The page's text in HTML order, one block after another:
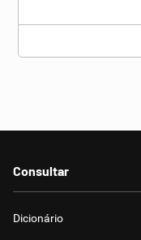
Sinônimos
Consultar
Dicionário